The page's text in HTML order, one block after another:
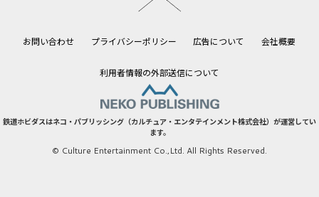
お問い合わせ プライバシーポリシー 広告について 会社概要
利用者情報の外部送信について
鉄道ホビダスはネコ・パブリッシング（カルチュア・エンタテインメント株式会社）が運営してい
ます。
© Culture Entertainment Co.,Ltd. All Rights Reserved.